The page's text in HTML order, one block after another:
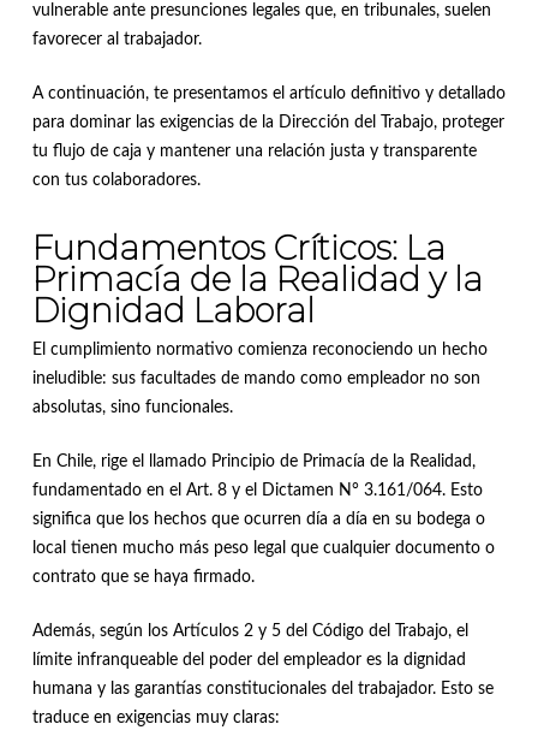
vulnerable ante presunciones legales que, en tribunales, suelen
favorecer al trabajador.
A continuación, te presentamos el artículo definitivo y detallado
para dominar las exigencias de la Dirección del Trabajo, proteger
tu flujo de caja y mantener una relación justa y transparente
con tus colaboradores.
Fundamentos Críticos: La
Primacía de la Realidad y la
Dignidad Laboral
El cumplimiento normativo comienza reconociendo un hecho
ineludible: sus facultades de mando como empleador no son
absolutas, sino funcionales.
En Chile, rige el llamado Principio de Primacía de la Realidad,
fundamentado en el Art. 8 y el Dictamen N° 3.161/064. Esto
significa que los hechos que ocurren día a día en su bodega o
local tienen mucho más peso legal que cualquier documento o
contrato que se haya firmado.
Además, según los Artículos 2 y 5 del Código del Trabajo, el
límite infranqueable del poder del empleador es la dignidad
humana y las garantías constitucionales del trabajador. Esto se
traduce en exigencias muy claras: